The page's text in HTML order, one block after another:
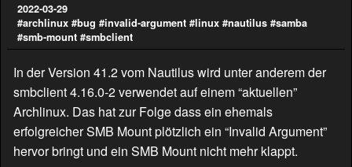
2022-03-29
#archlinux #bug #invalid-argument #linux #nautilus #samba
#smb-mount #smbclient
In der Version 41.2 vom Nautilus wird unter anderem der
smbclient 4.16.0-2 verwendet auf einem “aktuellen”
Archlinux. Das hat zur Folge dass ein ehemals
erfolgreicher SMB Mount plötzlich ein “Invalid Argument”
hervor bringt und ein SMB Mount nicht mehr klappt.